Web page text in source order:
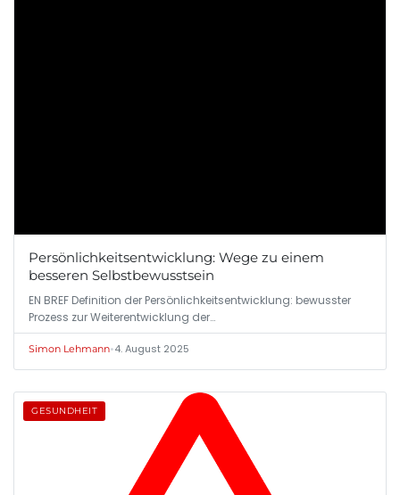
Persönlichkeitsentwicklung: Wege zu einem
besseren Selbstbewusstsein
EN BREF Definition der Persönlichkeitsentwicklung: bewusster
Prozess zur Weiterentwicklung der…
Simon Lehmann•4. August 2025
GESUNDHEIT